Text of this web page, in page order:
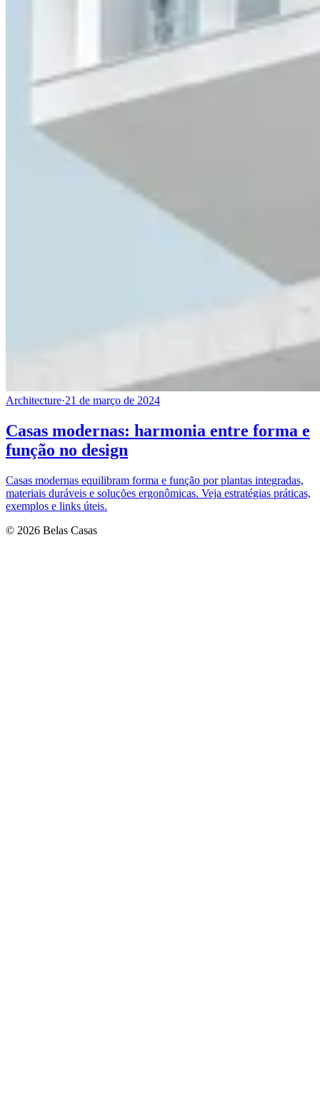
Architecture·21 de março de 2024
Casas modernas: harmonia entre forma e
função no design
Casas modernas equilibram forma e função por plantas integradas,
materiais duráveis e soluções ergonômicas. Veja estratégias práticas,
exemplos e links úteis.
© 2026 Belas Casas